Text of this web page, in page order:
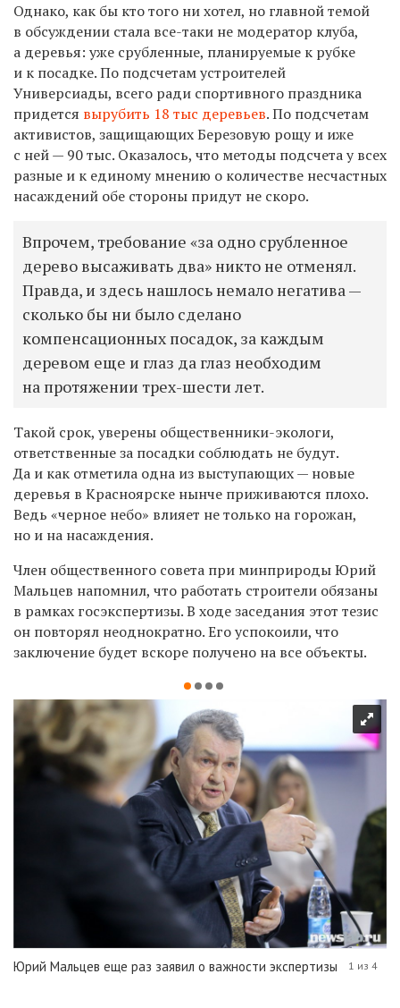
Однако, как бы кто того ни хотел, но главной темой
в обсуждении стала все-таки не модератор клуба,
а деревья: уже срубленные, планируемые к рубке
и к посадке. По подсчетам устроителей
Универсиады, всего ради спортивного праздника
придется вырубить 18 тыс деревьев. По подсчетам
активистов, защищающих Березовую рощу и иже
с ней — 90 тыс. Оказалось, что методы подсчета у всех
разные и к единому мнению о количестве несчастных
насаждений обе стороны придут не скоро.
Впрочем, требование «за одно срубленное
дерево высаживать два» никто не отменял.
Правда, и здесь нашлось немало негатива —
сколько бы ни было сделано
компенсационных посадок, за каждым
деревом еще и глаз да глаз необходим
на протяжении трех-шести лет.
Такой срок, уверены общественники-экологи,
ответственные за посадки соблюдать не будут.
Да и как отметила одна из выступающих — новые
деревья в Красноярске нынче приживаются плохо.
Ведь «черное небо» влияет не только на горожан,
но и на насаждения.
Член общественного совета при минприроды Юрий
Мальцев напомнил, что работать строители обязаны
в рамках госэкспертизы. В ходе заседания этот тезис
он повторял неоднократно. Его успокоили, что
заключение будет вскоре получено на все объекты.
Юрий Мальцев еще раз заявил о важности экспертизы 1 из 4